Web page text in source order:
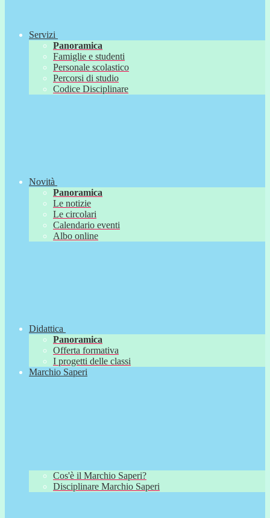
Servizi
Panoramica
Famiglie e studenti
Personale scolastico
Percorsi di studio
Codice Disciplinare
Novità
Panoramica
Le notizie
Le circolari
Calendario eventi
Albo online
Didattica
Panoramica
Offerta formativa
I progetti delle classi
Marchio Saperi
Cos'è il Marchio Saperi?
Disciplinare Marchio Saperi